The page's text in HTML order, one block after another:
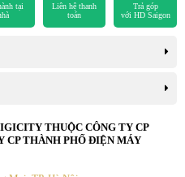
tại
Liên hệ thanh
toán
Trả góp
với HD Saigon
THUỘC CÔNG TY CP
CP THÀNH PHỐ ĐIỆN MÁY